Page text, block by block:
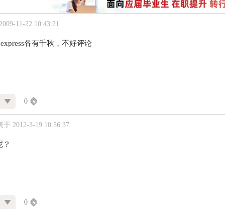
11-22 10:43:21
各有千秋，不好评论
0
于 2012-3-19 10:56:37
？
0